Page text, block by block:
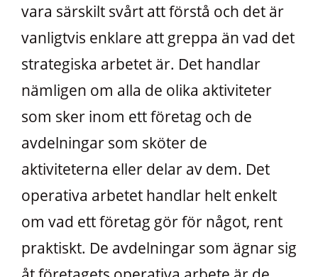
vara särskilt svårt att förstå och det är
vanligtvis enklare att greppa än vad det
strategiska arbetet är. Det handlar
nämligen om alla de olika aktiviteter
som sker inom ett företag och de
avdelningar som sköter de
aktiviteterna eller delar av dem. Det
operativa arbetet handlar helt enkelt
om vad ett företag gör för något, rent
praktiskt. De avdelningar som ägnar sig